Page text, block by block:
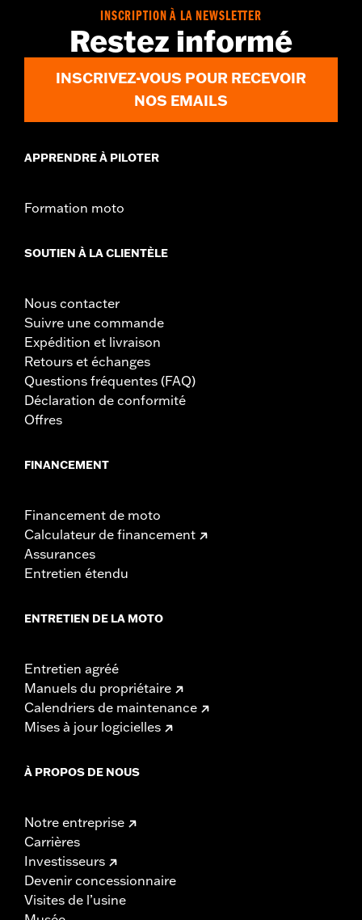
INSCRIPTION À LA NEWSLETTER
Restez informé
INSCRIVEZ-VOUS POUR RECEVOIR
NOS EMAILS
APPRENDRE À PILOTER
Formation moto
SOUTIEN À LA CLIENTÈLE
Nous contacter
Suivre une commande
Expédition et livraison
Retours et échanges
Questions fréquentes (FAQ)
Déclaration de conformité
Offres
FINANCEMENT
Financement de moto
Calculateur de financement
Assurances
Entretien étendu
ENTRETIEN DE LA MOTO
Entretien agréé
Manuels du propriétaire
Calendriers de maintenance
Mises à jour logicielles
À PROPOS DE NOUS
Notre entreprise
Carrières
Investisseurs
Devenir concessionnaire
Visites de l’usine